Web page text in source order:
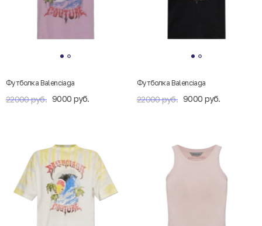
Футболка Balenciaga
22000 руб. 9000 руб.
Футболка Balenciaga
22000 руб. 9000 руб.